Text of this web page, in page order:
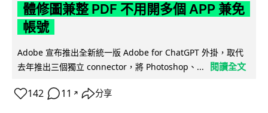
體修圖兼整 PDF 不用開多個 APP 兼免
帳號
Adobe 宣布推出全新統一版 Adobe for ChatGPT 外掛，取代
去年推出三個獨立 connector，將 Photoshop、...
閱讀全文
142 11 ↗ 分享